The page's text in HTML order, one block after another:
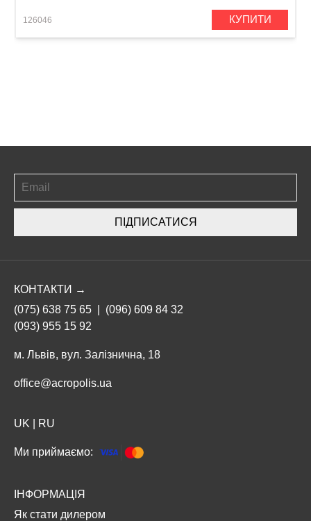
126046 КУПИТИ
ПІДПИСАТИСЯ
КОНТАКТИ →
(075) 638 75 65
(096) 609 84 32
(093) 955 15 92
м. Львів, вул. Залізнична, 18
office@acropolis.ua
UK RU
Ми приймаємо:
ІНФОРМАЦІЯ
Як стати дилером